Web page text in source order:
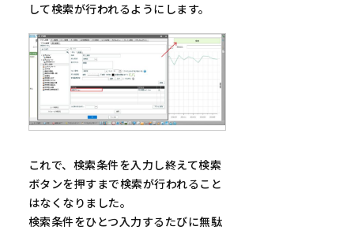
して検索が行われるようにします。
これで、検索条件を入力し終えて検索
ボタンを押すまで検索が行われること
はなくなりました。
検索条件をひとつ入力するたびに無駄